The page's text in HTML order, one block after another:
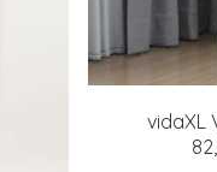
vidaXL